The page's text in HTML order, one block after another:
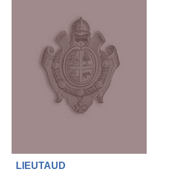
LIEUTAUD